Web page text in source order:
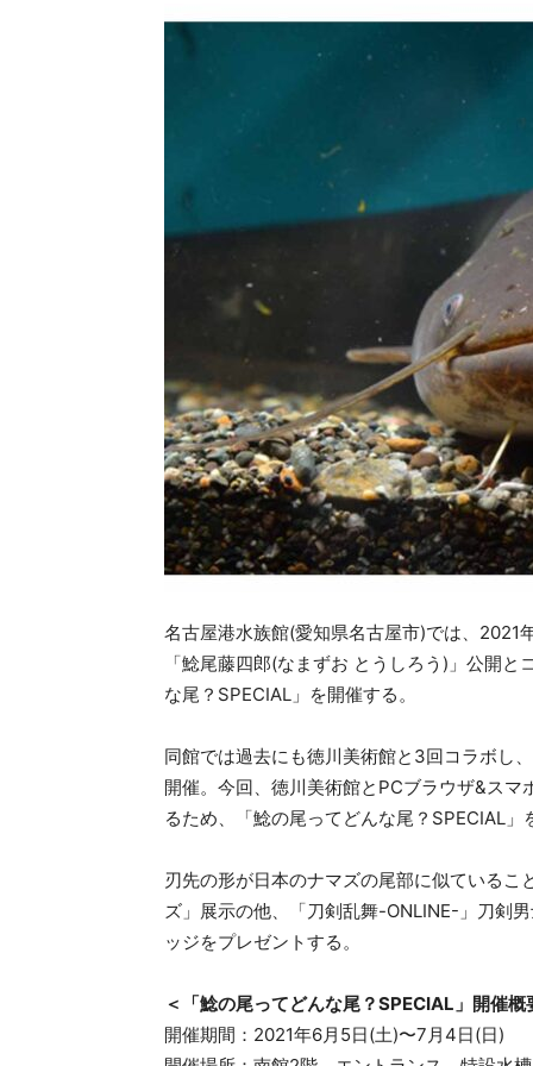
名古屋港水族館(愛知県名古屋市)では、
「鯰尾藤四郎(なまずお とうしろう)」公開
な尾？SPECIAL」を開催する。
同館では過去にも徳川美術館と3回コラボし
開催。今回、徳川美術館とPCブラウザ&ス
るため、「鯰の尾ってどんな尾？SPECIAL」
刃先の形が日本のナマズの尾部に似ている
ズ」展示の他、「刀剣乱舞-ONLINE-」刀剣
ッジをプレゼントする。
＜「鯰の尾ってどんな尾？SPECIAL」開催概
開催期間：2021年6月5日(土)〜7月4日(日)